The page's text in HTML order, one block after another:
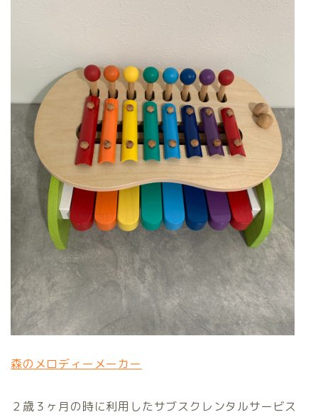
森のメロディーメーカー
２歳３ヶ月の時に利用したサブスクレンタルサービス